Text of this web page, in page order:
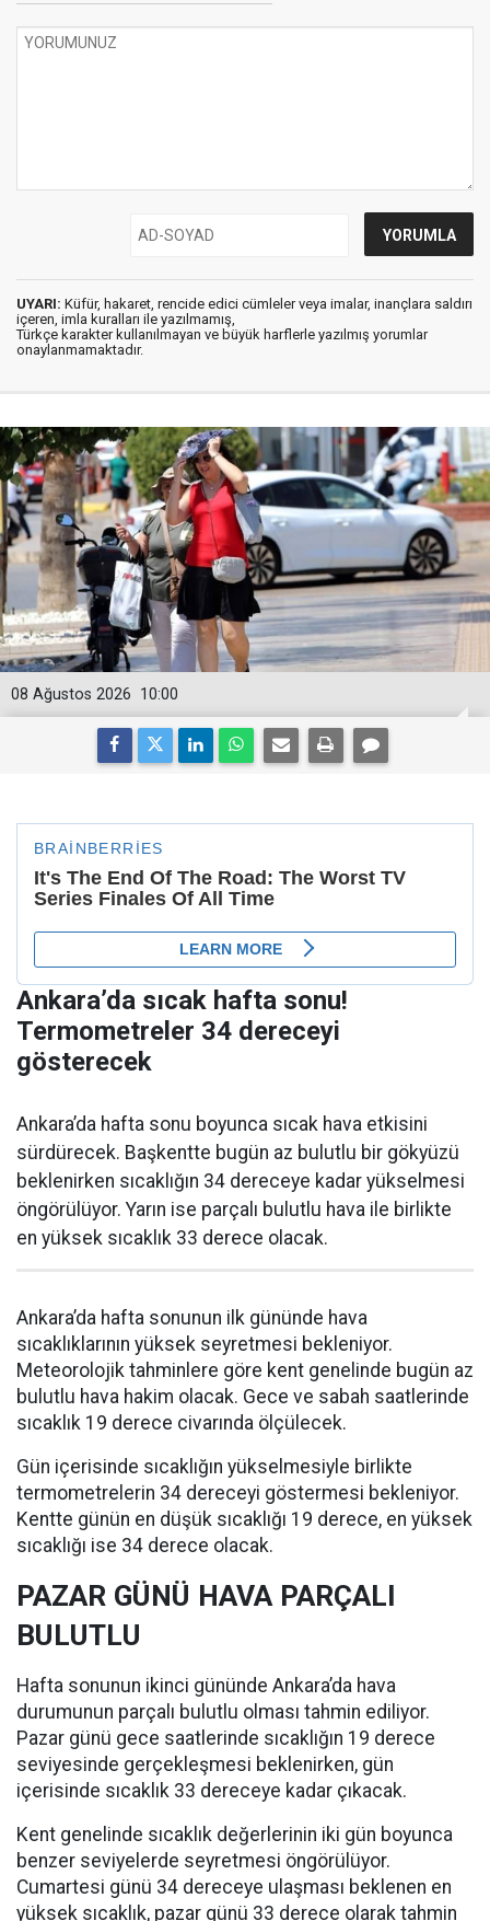
UYARI: Küfür, hakaret, rencide edici cümleler veya imalar, inançlara saldırı
içeren, imla kuralları ile yazılmamış,
Türkçe karakter kullanılmayan ve büyük harflerle yazılmış yorumlar
onaylanmamaktadır.
10:00
08 Ağustos 2026
Ankara’da sıcak hafta sonu!
Termometreler 34 dereceyi
gösterecek
Ankara’da hafta sonu boyunca sıcak hava etkisini
sürdürecek. Başkentte bugün az bulutlu bir gökyüzü
beklenirken sıcaklığın 34 dereceye kadar yükselmesi
öngörülüyor. Yarın ise parçalı bulutlu hava ile birlikte
en yüksek sıcaklık 33 derece olacak.
Ankara’da hafta sonunun ilk gününde hava
sıcaklıklarının yüksek seyretmesi bekleniyor.
Meteorolojik tahminlere göre kent genelinde bugün az
bulutlu hava hakim olacak. Gece ve sabah saatlerinde
sıcaklık 19 derece civarında ölçülecek.
Gün içerisinde sıcaklığın yükselmesiyle birlikte
termometrelerin 34 dereceyi göstermesi bekleniyor.
Kentte günün en düşük sıcaklığı 19 derece, en yüksek
sıcaklığı ise 34 derece olacak.
PAZAR GÜNÜ HAVA PARÇALI
BULUTLU
Hafta sonunun ikinci gününde Ankara’da hava
durumunun parçalı bulutlu olması tahmin ediliyor.
Pazar günü gece saatlerinde sıcaklığın 19 derece
seviyesinde gerçekleşmesi beklenirken, gün
içerisinde sıcaklık 33 dereceye kadar çıkacak.
Kent genelinde sıcaklık değerlerinin iki gün boyunca
benzer seviyelerde seyretmesi öngörülüyor.
Cumartesi günü 34 dereceye ulaşması beklenen en
yüksek sıcaklık, pazar günü 33 derece olarak tahmin